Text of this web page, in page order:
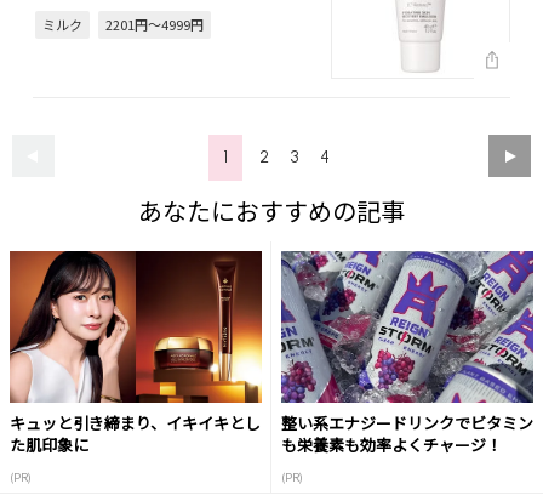
ミルク 2201円～4999円
1 2 3 4
あなたにおすすめの記事
キュッと引き締まり、イキイキとし
た肌印象に
(PR)
整い系エナジードリンクでビタミン
も栄養素も効率よくチャージ！
(PR)